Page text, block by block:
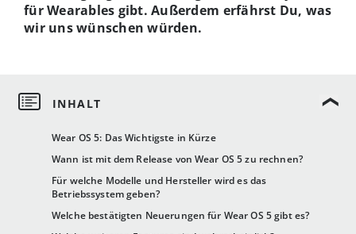
Wear OS 5: Das Wichtigste in Kürze
Wann ist mit dem Release von Wear OS 5 zu rechnen?
Für welche Modelle und Hersteller wird es das
Betriebssystem geben?
Welche bestätigten Neuerungen für Wear OS 5 gibt es?
für Wearables gibt. Außerdem erfährst Du, was
wir uns wünschen würden.